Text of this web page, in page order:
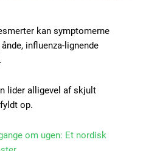
kan symptomerne
influenza-lignende
lider alligevel af skjult
op.
om ugen: Et nordisk